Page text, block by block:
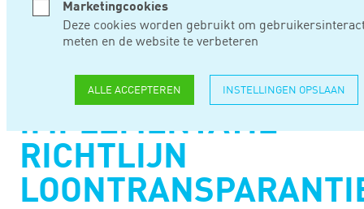
Marketingcookies
Deze cookies worden gebruikt om
meten en de website te verbeteren
ALLE ACCEPTEREN INSTELLINGEN OPSLAAN
WETSVOORSTEL
WET
IMPLEMENTATIE
RICHTLIJN